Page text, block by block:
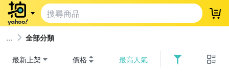
登
全部分類
最新上架 價格 最高人氣